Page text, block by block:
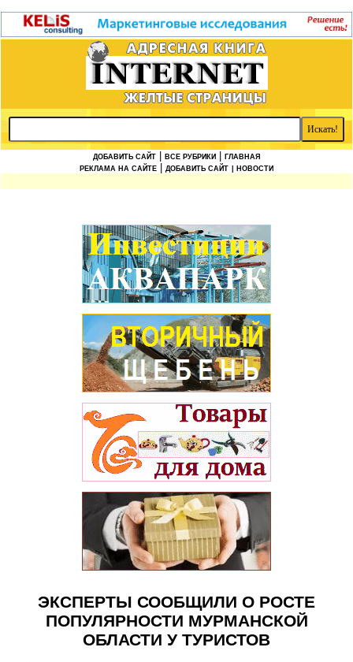
ДОБАВИТЬ САЙТ ВСЕ РУБРИКИ
ГЛАВНАЯ
РЕКЛАМА НА САЙТЕ
ДОБАВИТЬ САЙТ | НОВОСТИ
ЭКСПЕРТЫ СООБЩИЛИ О РОСТЕ
ПОПУЛЯРНОСТИ МУРМАНСКОЙ
ОБЛАСТИ У ТУРИСТОВ